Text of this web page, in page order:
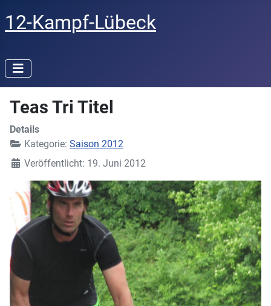
12-Kampf-Lübeck
Teas Tri Titel
Details
Kategorie: Saison 2012
Veröffentlicht: 19. Juni 2012